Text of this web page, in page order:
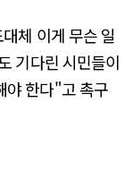
체 이게 무슨 일
기다린 시민들이
야 한다"고 촉구